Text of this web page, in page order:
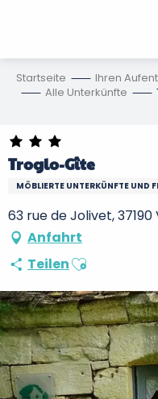
Startseite Ihren
Alle Unterkünfte
Troglo-Gîte
MÖBLIERTE UNTERKÜNFTE UND
63 rue de Jolivet,
Anfahrt
TeilenAjouter aux